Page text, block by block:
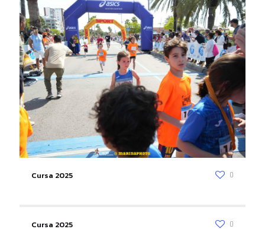
Cursa 2025 0
Cursa 2025 0